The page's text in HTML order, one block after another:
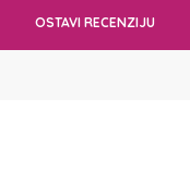
OSTAVI RECENZIJU